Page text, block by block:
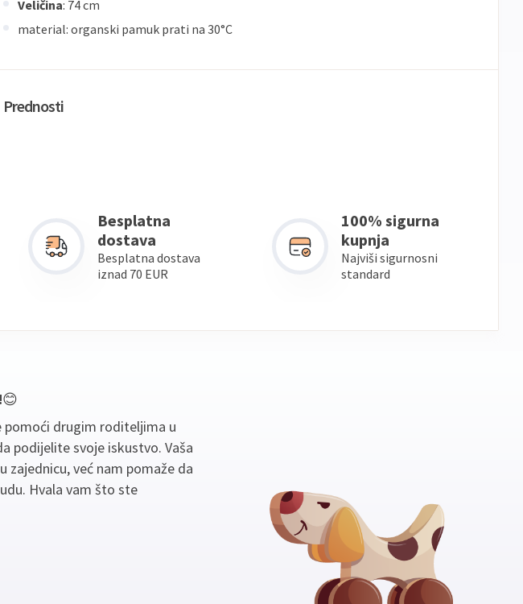
Veličina: 74 cm
material: organski pamuk prati na 30°C
Prednosti
Besplatna
dostava
Besplatna dostava
iznad 70 EUR
100% sigurna
kupnja
Najviši sigurnosni
standard
😊
pomoći drugim roditeljima u
podijelite svoje iskustvo. Vaša
zajednicu, već nam pomaže da
Hvala vam što ste